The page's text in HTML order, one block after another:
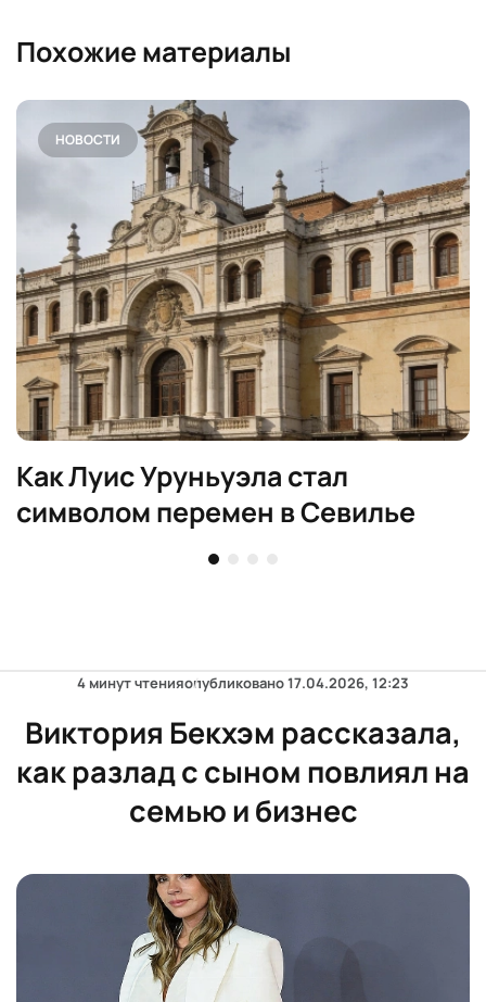
Похожие материалы
НОВОСТИ
Как Луис Уруньуэла стал
символом перемен в Севилье
4 минут чтенияопубликовано17.04.2026, 12:23
Виктория Бекхэм рассказала,
как разлад с сыном повлиял на
семью и бизнес